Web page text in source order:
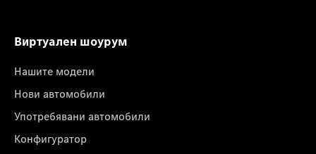
Виртуален шоурум
Нашите модели
Нови автомобили
Употребявани автомобили
Конфигуратор